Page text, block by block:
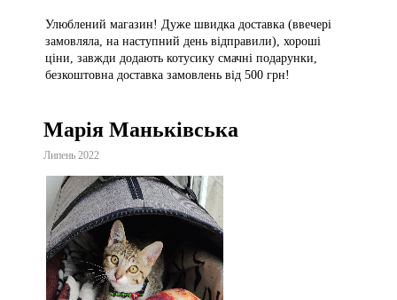
Улюблений магазин! Дуже швидка доставка (ввечері
замовляла, на наступний день відправили), хороші
ціни, завжди додають котусику смачні подарунки,
безкоштовна доставка замовлень від 500 грн!
Марія Маньківська
Липень 2022